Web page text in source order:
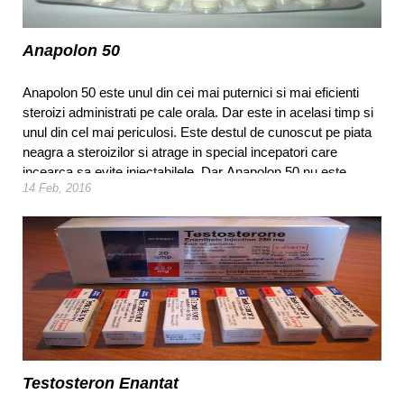
Anapolon 50
Anapolon 50 este unul din cei mai puternici si mai eficienti
steroizi administrati pe cale orala. Dar este in acelasi timp si
unul din cel mai periculosi. Este destul de cunoscut pe piata
neagra a steroizilor si atrage in special incepatori care
incearca sa evite injectabilele. Dar Anapolon 50 nu este
neaparat cea mai buna cale.
14 Feb, 2016
Testosteron Enantat